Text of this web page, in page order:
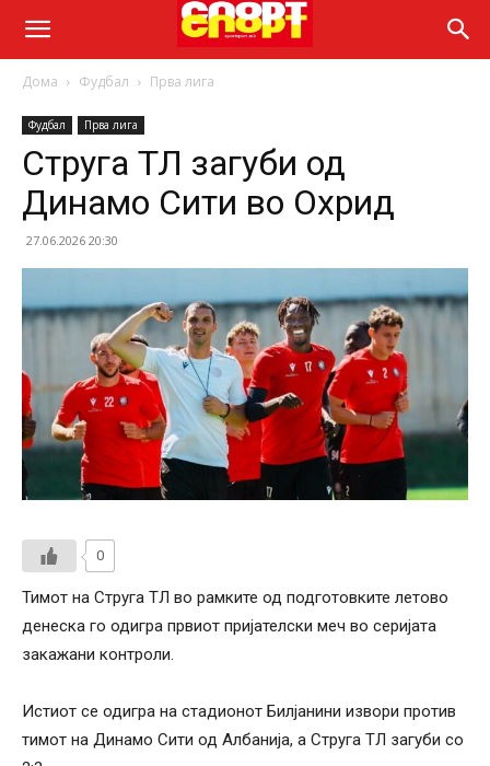
Дома Фудбал Прва лига
Фудбал Прва лига
Струга ТЛ загуби од
Динамо Сити во Охрид
27.06.2026 20:30
0
Тимот на Струга ТЛ во рамките од подготовките летово
денеска го одигра првиот пријателски меч во серијата
закажани контроли.
Истиот се одигра на стадионот Билјанини извори против
тимот на Динамо Сити од Албанија, а Струга ТЛ загуби со